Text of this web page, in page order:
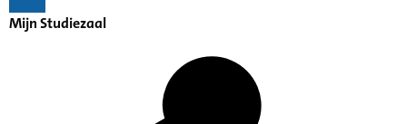
Mijn Studiezaal